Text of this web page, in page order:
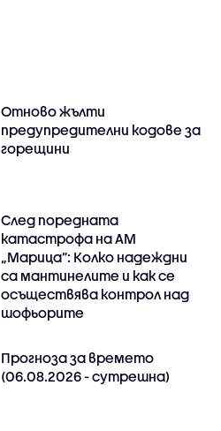
Отново жълти
предупредителни кодове за
горещини
След поредната
катастрофа на АМ
„Марица”: Колко надеждни
са мантинелите и как се
осъществява контрол над
шофьорите
Прогноза за времето
(06.08.2026 - сутрешна)